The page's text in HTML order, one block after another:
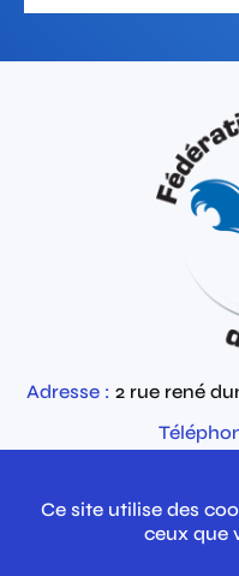
Adresse : 2 rue rené
Ce site utilise des
ceux que